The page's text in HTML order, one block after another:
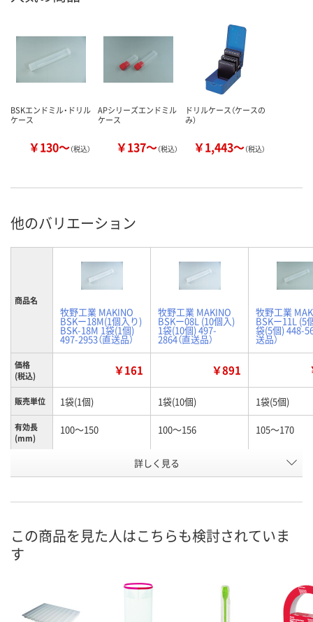
BSKエンドミル・ドリル
ケース
￥130～（税込）
APシリーズエンドミル
ケース
￥137～（税込）
ドリルケース（ケースの
み）
￥1,443～（税込）
他のバリエーション
商品名
牧野工業 MAKINO
BSKー18M(1個入り)
BSK-18M 1袋(1個)
497-2953（直送品）
牧野工業 MAKINO
BSKー08L (10個入)
1袋(10個) 497-
2864（直送品）
牧野工業
BSKー11L (5
袋(5個) 448-
送品）
価格
(税込)
￥161 ￥891
販売単位 1袋(1個) 1袋(10個) 1袋(5個)
有効長
(mm)
100～150 100～156 105～170
N261156 K960603
カゴへ カゴへ カ
詳しく見る
この商品を見た人はこちらも検討されていま
す